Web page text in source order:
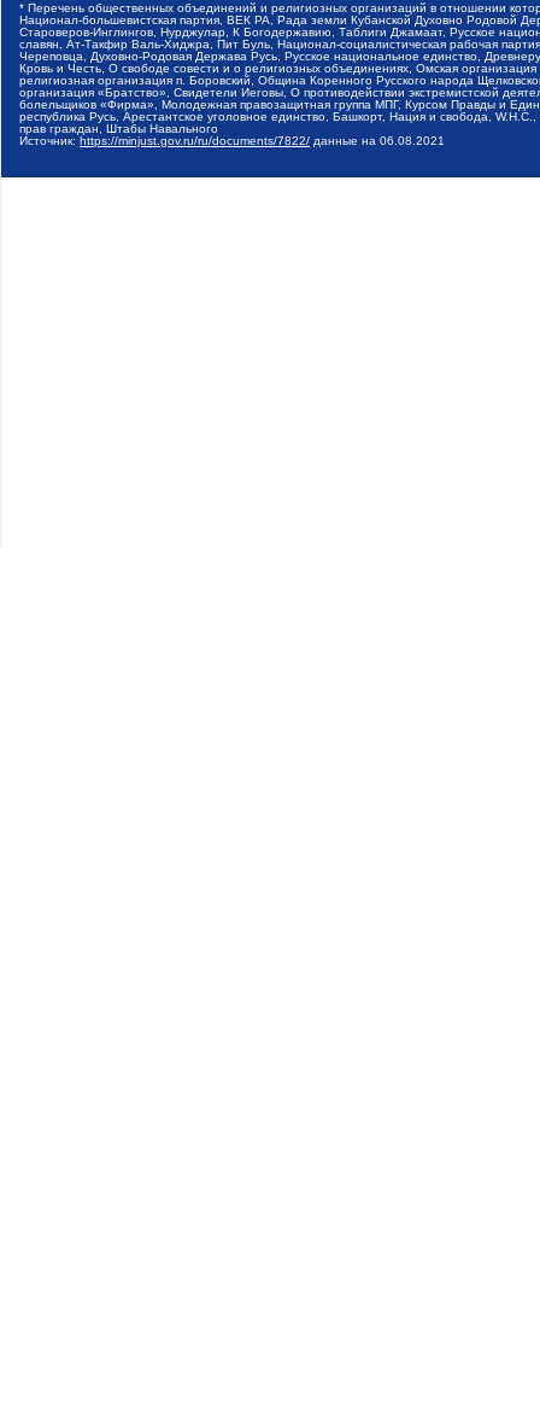
* Перечень общественных объединений и религиозных организаций в отношении
Национал-большевистская партия, ВЕК РА, Рада земли Кубанской Духовно Родовой
Староверов-Инглингов, Нурджулар, К Богодержавию, Таблиги Джамаат, Русское
славян, Ат-Такфир Валь-Хиджра, Пит Буль, Национал-социалистическая рабочая
Череповца, Духовно-Родовая Держава Русь, Русское национальное единство,
Кровь и Честь, О свободе совести и о религиозных объединениях, Омская
религиозная организация п. Боровский, Община Коренного Русского народа
организация «Братство», Свидетели Иеговы, О противодействии экстремистской
болельщиков «Фирма», Молодежная правозащитная группа МПГ, Курсом Правды и
республика Русь, Арестантское уголовное единство, Башкорт, Нация и свобода,
прав граждан, Штабы Навального
Источник: https://minjust.gov.ru/ru/documents/7822/ данные на 06.08.2021